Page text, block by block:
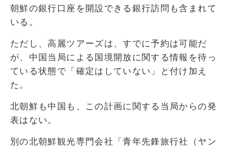
朝鮮の銀行口座を開設できる銀行訪問も含まれて
いる。
ただし、高麗ツアーズは、すでに予約は可能だ
が、中国当局による国境開放に関する情報を待っ
ている状態で「確定はしていない」と付け加え
た。
北朝鮮も中国も、この計画に関する当局からの発
表はない。
別の北朝鮮観光専門会社「青年先鋒旅行社（ヤン